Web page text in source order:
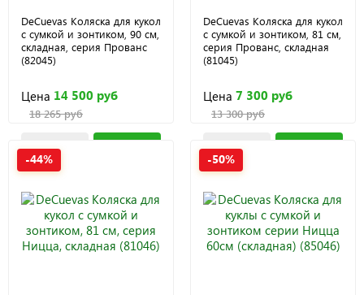
DeCuevas Коляска для кукол
с сумкой и зонтиком, 90 см,
складная, серия Прованс
(82045)
Цена 14 500 руб
18 265 руб
DeCuevas Коляска для кукол
с сумкой и зонтиком, 81 см,
серия Прованс, складная
(81045)
Цена 7 300 руб
13 300 руб
-44% -50%